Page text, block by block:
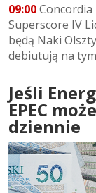
09:00Concordia
Superscore IV
będą Naki
debiutują na
Jeśli
EPEC
dziennie